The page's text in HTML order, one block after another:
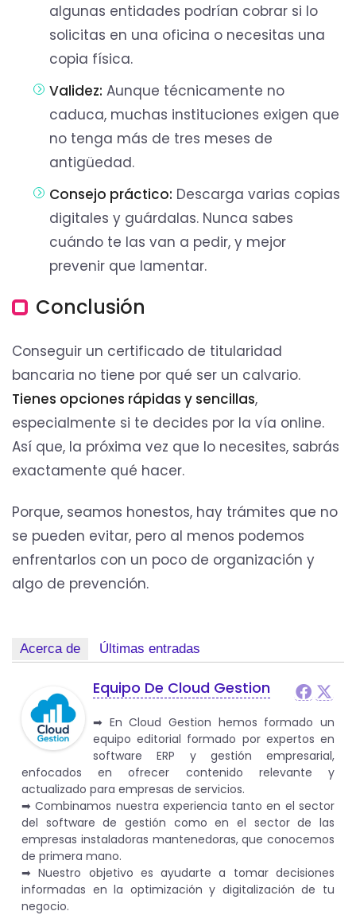
algunas entidades podrían cobrar si lo
solicitas en una oficina o necesitas una
copia física.
Validez: Aunque técnicamente no
caduca, muchas instituciones exigen que
no tenga más de tres meses de
antigüedad.
Consejo práctico: Descarga varias copias
digitales y guárdalas. Nunca sabes
cuándo te las van a pedir, y mejor
prevenir que lamentar.
Conclusión
Conseguir un certificado de titularidad
bancaria no tiene por qué ser un calvario.
Tienes opciones rápidas y sencillas,
especialmente si te decides por la vía online.
Así que, la próxima vez que lo necesites, sabrás
exactamente qué hacer.
Porque, seamos honestos, hay trámites que no
se pueden evitar, pero al menos podemos
enfrentarlos con un poco de organización y
algo de prevención.
Acerca de Últimas entradas
Equipo De Cloud Gestion
➡︎ En Cloud Gestion hemos formado un
equipo editorial formado por expertos en
software ERP y gestión empresarial,
enfocados en ofrecer contenido relevante y
actualizado para empresas de servicios.
➡︎ Combinamos nuestra experiencia tanto en el sector
del software de gestión como en el sector de las
empresas instaladoras mantenedoras, que conocemos
de primera mano.
➡︎ Nuestro objetivo es ayudarte a tomar decisiones
informadas en la optimización y digitalización de tu
negocio.